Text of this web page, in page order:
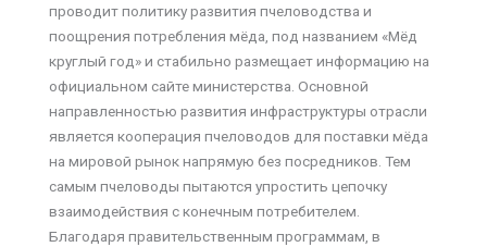
проводит политику развития пчеловодства и
поощрения потребления мёда, под названием «Мёд
круглый год» и стабильно размещает информацию на
официальном сайте министерства. Основной
направленностью развития инфраструктуры отрасли
является кооперация пчеловодов для поставки мёда
на мировой рынок напрямую без посредников. Тем
самым пчеловоды пытаются упростить цепочку
взаимодействия с конечным потребителем.
Благодаря правительственным программам, в